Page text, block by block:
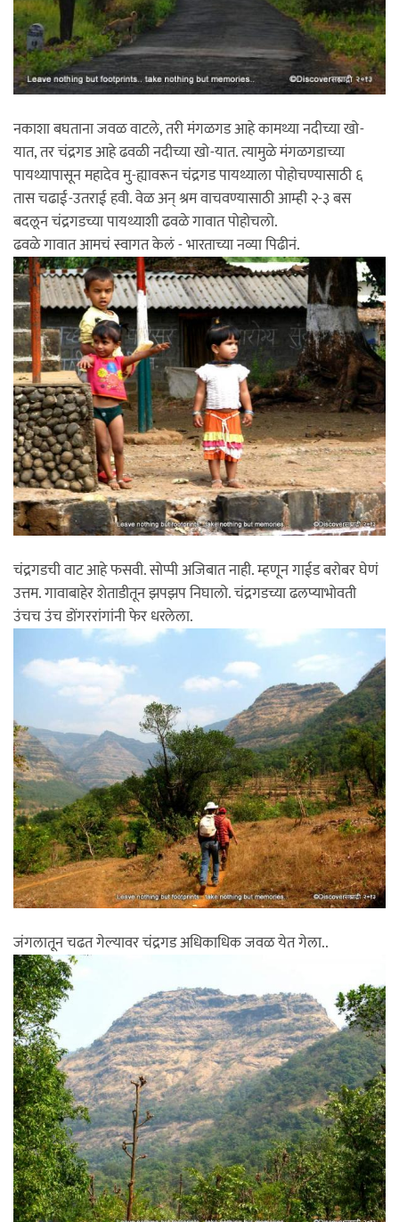
नकाशा बघताना जवळ वाटले, तरी मंगळगड आहे कामथ्या नदीच्या खो-
यात, तर चंद्रगड आहे ढवळी नदीच्या खो-यात. त्यामुळे मंगळगडाच्या
पायथ्यापासून महादेव मु-ह्यावरून चंद्रगड पायथ्याला पोहोचण्यासाठी ६
तास चढाई-उतराई हवी. वेळ अन् श्रम वाचवण्यासाठी आम्ही २-३ बस
बदलून चंद्रगडच्या पायथ्याशी ढवळे गावात पोहोचलो.
ढवळे गावात आमचं स्वागत केलं - भारताच्या नव्या पिढीनं.
चंद्रगडची वाट आहे फसवी. सोप्पी अजिबात नाही. म्हणून गाईड बरोबर घेणं
उत्तम. गावाबाहेर शेताडीतून झपझप निघालो. चंद्रगडच्या ढलप्याभोवती
उंचच उंच डोंगररांगांनी फेर धरलेला.
जंगलातून चढत गेल्यावर चंद्रगड अधिकाधिक जवळ येत गेला..